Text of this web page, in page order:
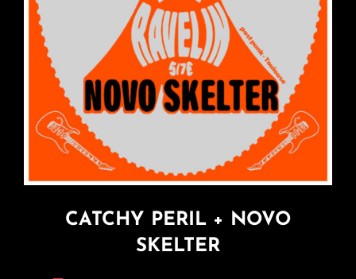
CATCHY PERIL + NOVO
SKELTER